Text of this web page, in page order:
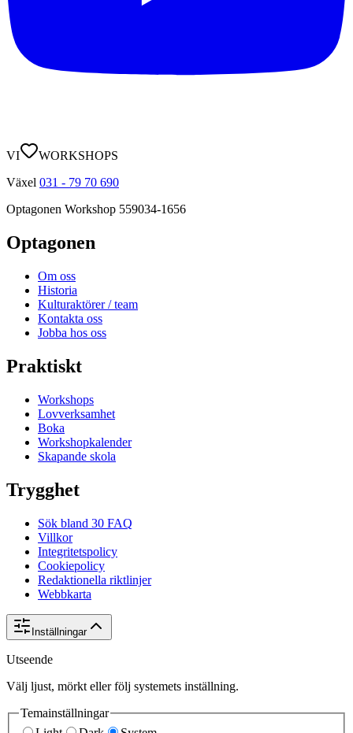
VI
WORKSHOPS
Växel 031 - 79 70 690
Optagonen Workshop 559034-1656
Optagonen
Om oss
Historia
Kulturaktörer / team
Kontakta oss
Jobba hos oss
Praktiskt
Workshops
Lovverksamhet
Boka
Workshopkalender
Skapande skola
Trygghet
Sök bland 30 FAQ
Villkor
Integritetspolicy
Cookiepolicy
Redaktionella riktlinjer
Webbkarta
Inställningar
Utseende
Välj ljust, mörkt eller följ systemets inställning.
Temainställningar